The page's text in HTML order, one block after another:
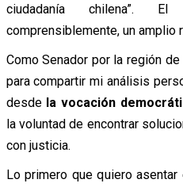
ciudadanía chilena”.
comprensiblemente, un amplio
Como Senador por la región
para compartir mi análisis
desde la vocación
la voluntad de encontrar
con justicia.
Lo primero que quiero asentar